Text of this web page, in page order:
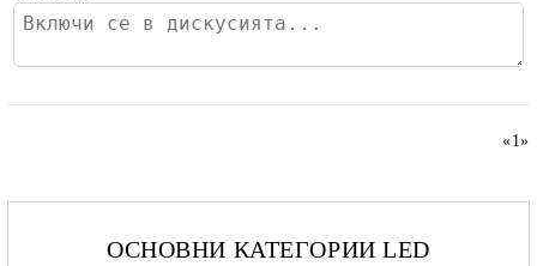
«1»
ОСНОВНИ КАТЕГОРИИ LED